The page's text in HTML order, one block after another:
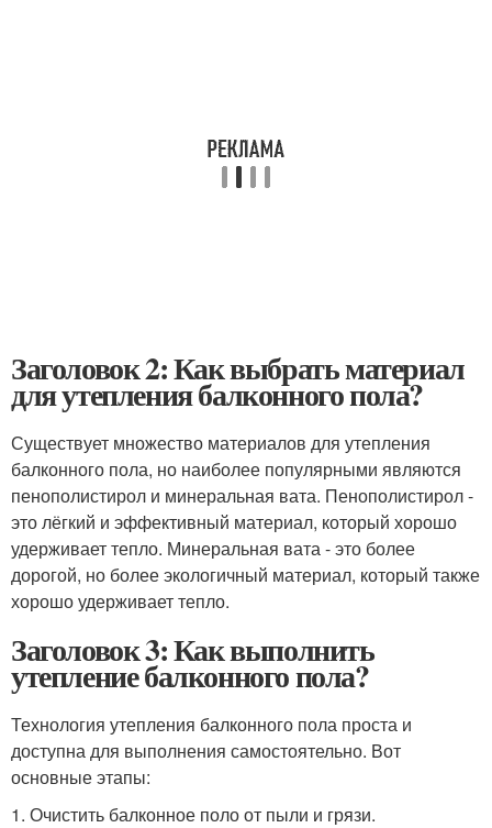
Заголовок 2: Как выбрать материал
для утепления балконного пола?
Существует множество материалов для утепления
балконного пола, но наиболее популярными являются
пенополистирол и минеральная вата. Пенополистирол -
это лёгкий и эффективный материал, который хорошо
удерживает тепло. Минеральная вата - это более
дорогой, но более экологичный материал, который также
хорошо удерживает тепло.
Заголовок 3: Как выполнить
утепление балконного пола?
Технология утепления балконного пола проста и
доступна для выполнения самостоятельно. Вот
основные этапы:
1. Очистить балконное поло от пыли и грязи.